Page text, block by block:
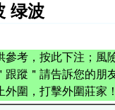
绿波
參考，按此下注；風
跟蹤＂請告訴您的朋
圍，打擊外圍莊家